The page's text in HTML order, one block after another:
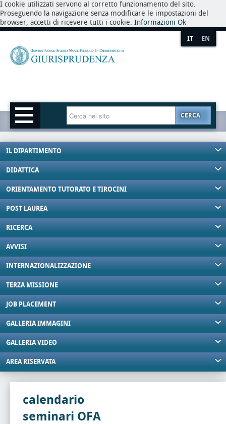
I cookie utilizzati servono al corretto funzionamento del sito.
Proseguendo la navigazione senza modificare le impostazioni del
browser, accetti di ricevere tutti i cookie. Informazioni Ok
IT EN
CERCA
IL DIPARTIMENTO
DIDATTICA
ORIENTAMENTO TUTORATO E TIROCINI
POST LAUREA
RICERCA
AVVISI
INTERNAZIONALIZZAZIONE
TERZA MISSIONE
JOB PLACEMENT
GALLERIA IMMAGINI
GALLERIA VIDEO
AREA RISERVATA
calendario
seminari OFA